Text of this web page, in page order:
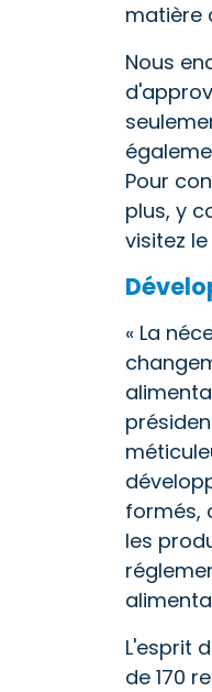
matière
Nous
Pour
plus, y
visitez le
« La
formés,
les
L'esprit
de 170